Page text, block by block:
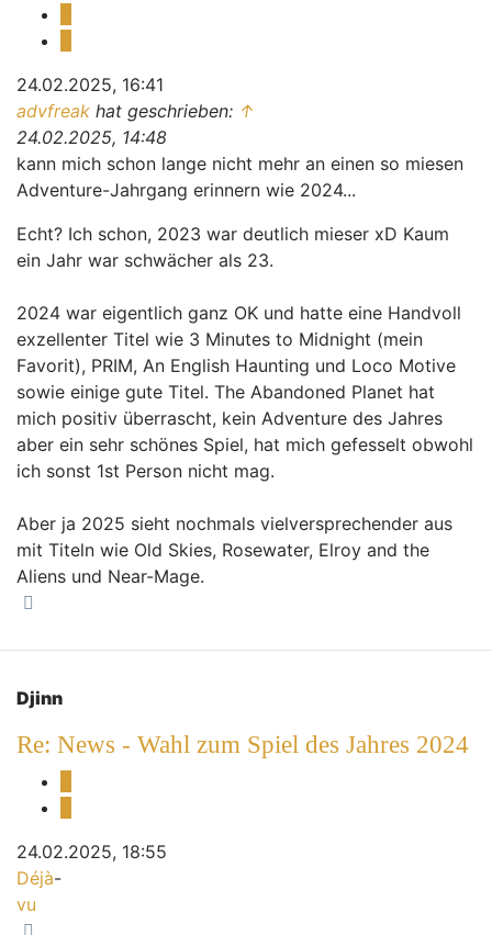
24.02.2025, 16:41
advfreak hat geschrieben: ↑
24.02.2025, 14:48
kann mich schon lange nicht mehr an einen so miesen
Adventure-Jahrgang erinnern wie 2024...
Echt? Ich schon, 2023 war deutlich mieser xD Kaum
ein Jahr war schwächer als 23.
2024 war eigentlich ganz OK und hatte eine Handvoll
exzellenter Titel wie 3 Minutes to Midnight (mein
Favorit), PRIM, An English Haunting und Loco Motive
sowie einige gute Titel. The Abandoned Planet hat
mich positiv überrascht, kein Adventure des Jahres
aber ein sehr schönes Spiel, hat mich gefesselt obwohl
ich sonst 1st Person nicht mag.
Aber ja 2025 sieht nochmals vielversprechender aus
mit Titeln wie Old Skies, Rosewater, Elroy and the
Aliens und Near-Mage.
Djinn
Re: News - Wahl zum Spiel des Jahres 2024
24.02.2025, 18:55
Déjà-
vu